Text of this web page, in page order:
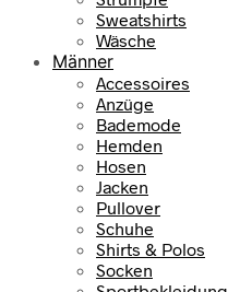
Sweatshirts
Wäsche
Männer
Accessoires
Anzüge
Bademode
Hemden
Hosen
Jacken
Pullover
Schuhe
Shirts & Polos
Socken